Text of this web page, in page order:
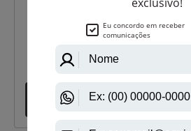
R$ 1.050,00
R$ 969,00
Até12X